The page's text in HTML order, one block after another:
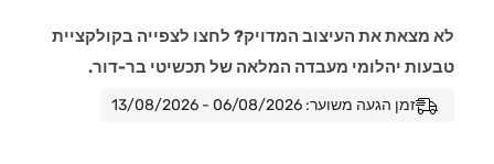
לא מצאת את העיצוב המדויק? לחצו לצפייה בקולקציית
טבעות יהלומי מעבדה המלאה של תכשיטי בר-דור.
זמן הגעה משוער: 06/08/2026 - 13/08/2026